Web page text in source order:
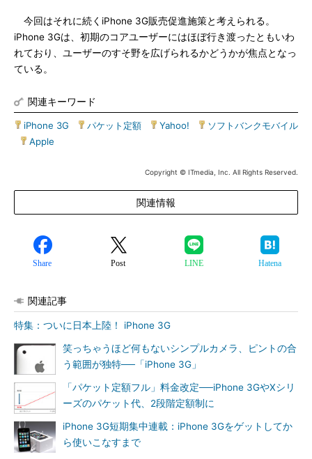
今回はそれに続くiPhone 3G販売促進施策と考えられる。
iPhone 3Gは、初期のコアユーザーにはほぼ行き渡ったともいわ
れており、ユーザーのすそ野を広げられるかどうかが焦点となっ
ている。
関連キーワード
iPhone 3G パケット定額 Yahoo!
ソフトバンクモバイル
Apple
Copyright © ITmedia, Inc. All Rights Reserved.
関連情報
Share Post LINE Hatena
関連記事
特集：ついに日本上陸！ iPhone 3G
笑っちゃうほど何もないシンプルカメラ、ピントの合
う範囲が独特──「iPhone 3G」
「パケット定額フル」料金改定──iPhone 3GやXシリ
ーズのパケット代、2段階定額制に
iPhone 3G短期集中連載：iPhone 3Gをゲットしてか
ら使いこなすまで